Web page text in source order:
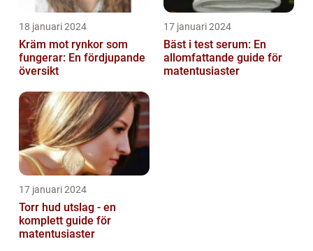
18 januari 2024
Kräm mot rynkor som
fungerar: En fördjupande
översikt
17 januari 2024
Bäst i test serum: En
allomfattande guide för
matentusiaster
17 januari 2024
Torr hud utslag - en
komplett guide för
matentusiaster